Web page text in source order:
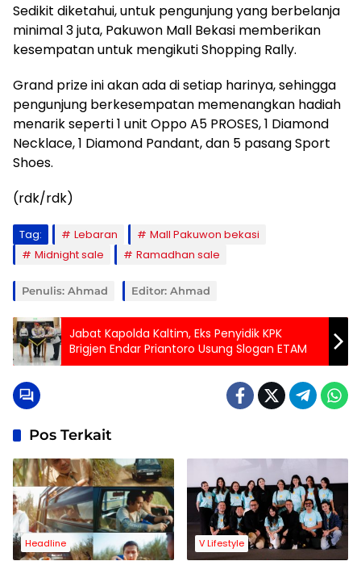
Sedikit diketahui, untuk pengunjung yang berbelanja
minimal 3 juta, Pakuwon Mall Bekasi memberikan
kesempatan untuk mengikuti Shopping Rally.
Grand prize ini akan ada di setiap harinya, sehingga
pengunjung berkesempatan memenangkan hadiah
menarik seperti 1 unit Oppo A5 PROSES, 1 Diamond
Necklace, 1 Diamond Pandant, dan 5 pasang Sport
Shoes.
(rdk/rdk)
Tag: Lebaran
Mall Pakuwon bekasi
Midnight sale
Ramadhan sale
Penulis: Ahmad Editor: Ahmad
Jabat Kapolda Kaltim, Eks Penyidik KPK
Brigjen Endar Priantoro Usung Slogan ETAM
Pos Terkait
Headline V Lifestyle